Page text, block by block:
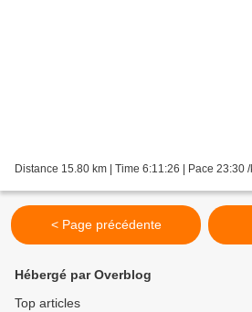
Distance 15.80 km | Time 6:11:26 | Pace 23:30
< Page précédente
Hébergé par Overblog
Top articles